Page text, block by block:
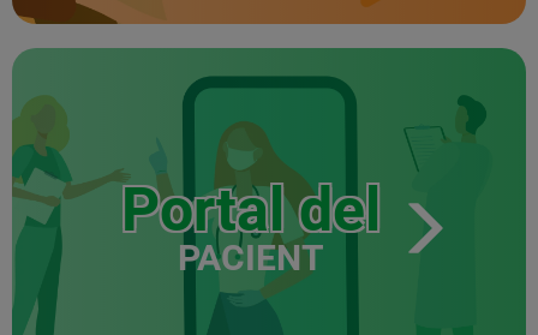
Portal del
PACIENT